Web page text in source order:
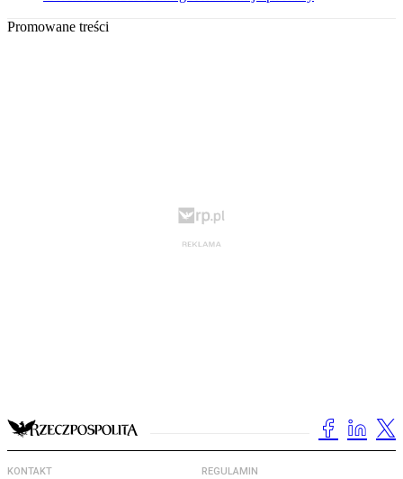
Promowane treści
KONTAKT REGULAMIN